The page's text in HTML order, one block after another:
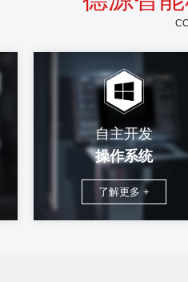
自主开发
操作系统
了解更多 +